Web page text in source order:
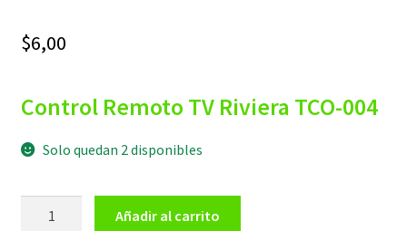
$6,00
Control Remoto TV Riviera TCO-004
Solo quedan 2 disponibles
Añadir al carrito